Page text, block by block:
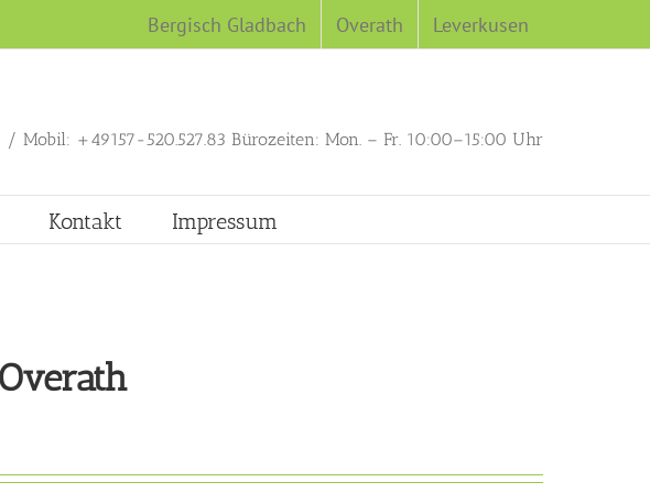
Bergisch Gladbach Overath Leverkusen
/ Mobil: +49157-520.527.83 Bürozeiten: Mon. – Fr. 10:00–15:00 Uhr
Kontakt Impressum